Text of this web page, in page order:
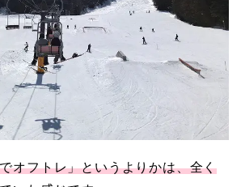
オフトレ」というよりかは、全く